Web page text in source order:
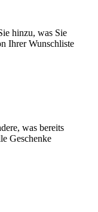
hinzu, was Sie
Ihrer Wunschliste
was bereits
Geschenke